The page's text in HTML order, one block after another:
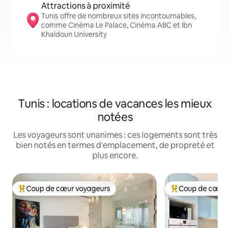
Attractions à proximité
Tunis offre de nombreux sites incontournables,
comme Cinéma Le Palace, Cinéma ABC et Ibn
Khaldoun University
Tunis : locations de vacances les mieux
notées
Les voyageurs sont unanimes : ces logements sont très
bien notés en termes d'emplacement, de propreté et
plus encore.
Coups de cœur voyageurs les plus appréciés
Coup de cœur voyageurs Coups de cœur
Coup de cœur